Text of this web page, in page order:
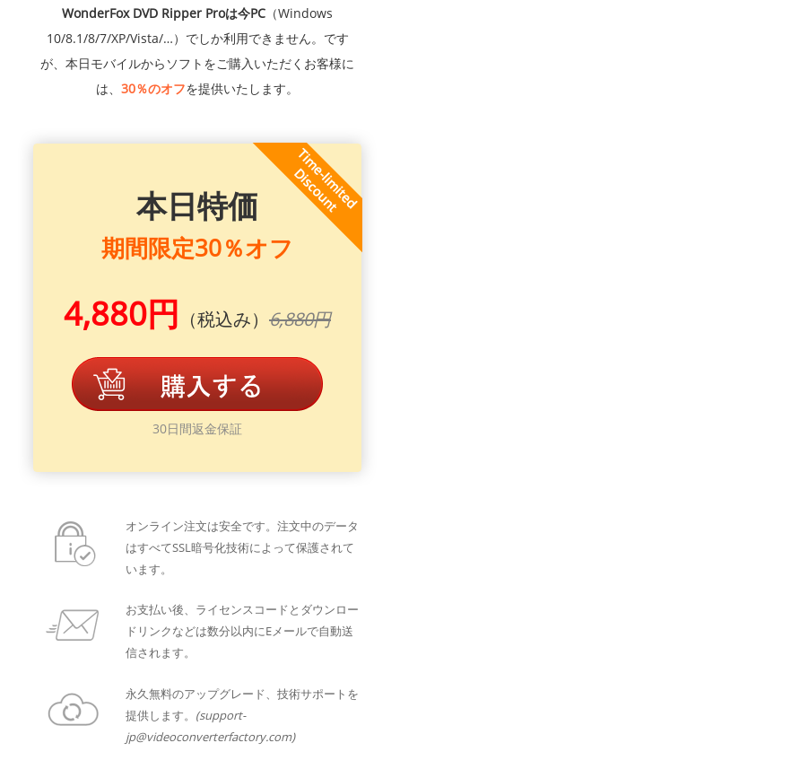
WonderFox DVD Ripper Proは今PC （Windows
10/8.1/8/7/XP/Vista/…）でしか利用できません。です
が、本日モバイルからソフトをご購入いただくお客様に
は、 30％のオフを提供いたします。
本日特価
期間限定30％オフ
4,880円 （税込み） 6,880円
30日間返金保証
オンライン注文は安全です。注文中のデータ
はすべてSSL暗号化技術によって保護されて
います。
お支払い後、ライセンスコードとダウンロー
ドリンクなどは数分以内にEメールで自動送
信されます。
永久無料のアップグレード、技術サポートを
提供します。 (support-
jp@videoconverterfactory.com)